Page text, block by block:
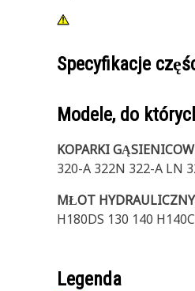
Specyfikacje
Modele, do
KOPARKI
320-A 322N 322-A LN
MŁOT HYDRAULICZNY
H180DS 130 140
Legenda